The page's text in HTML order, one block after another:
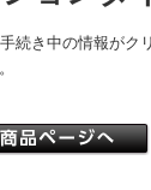
続き中の情報がク